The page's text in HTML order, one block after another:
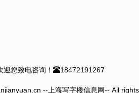
您致电咨询！ 18472191267
--上海写字楼信息网-- All rights